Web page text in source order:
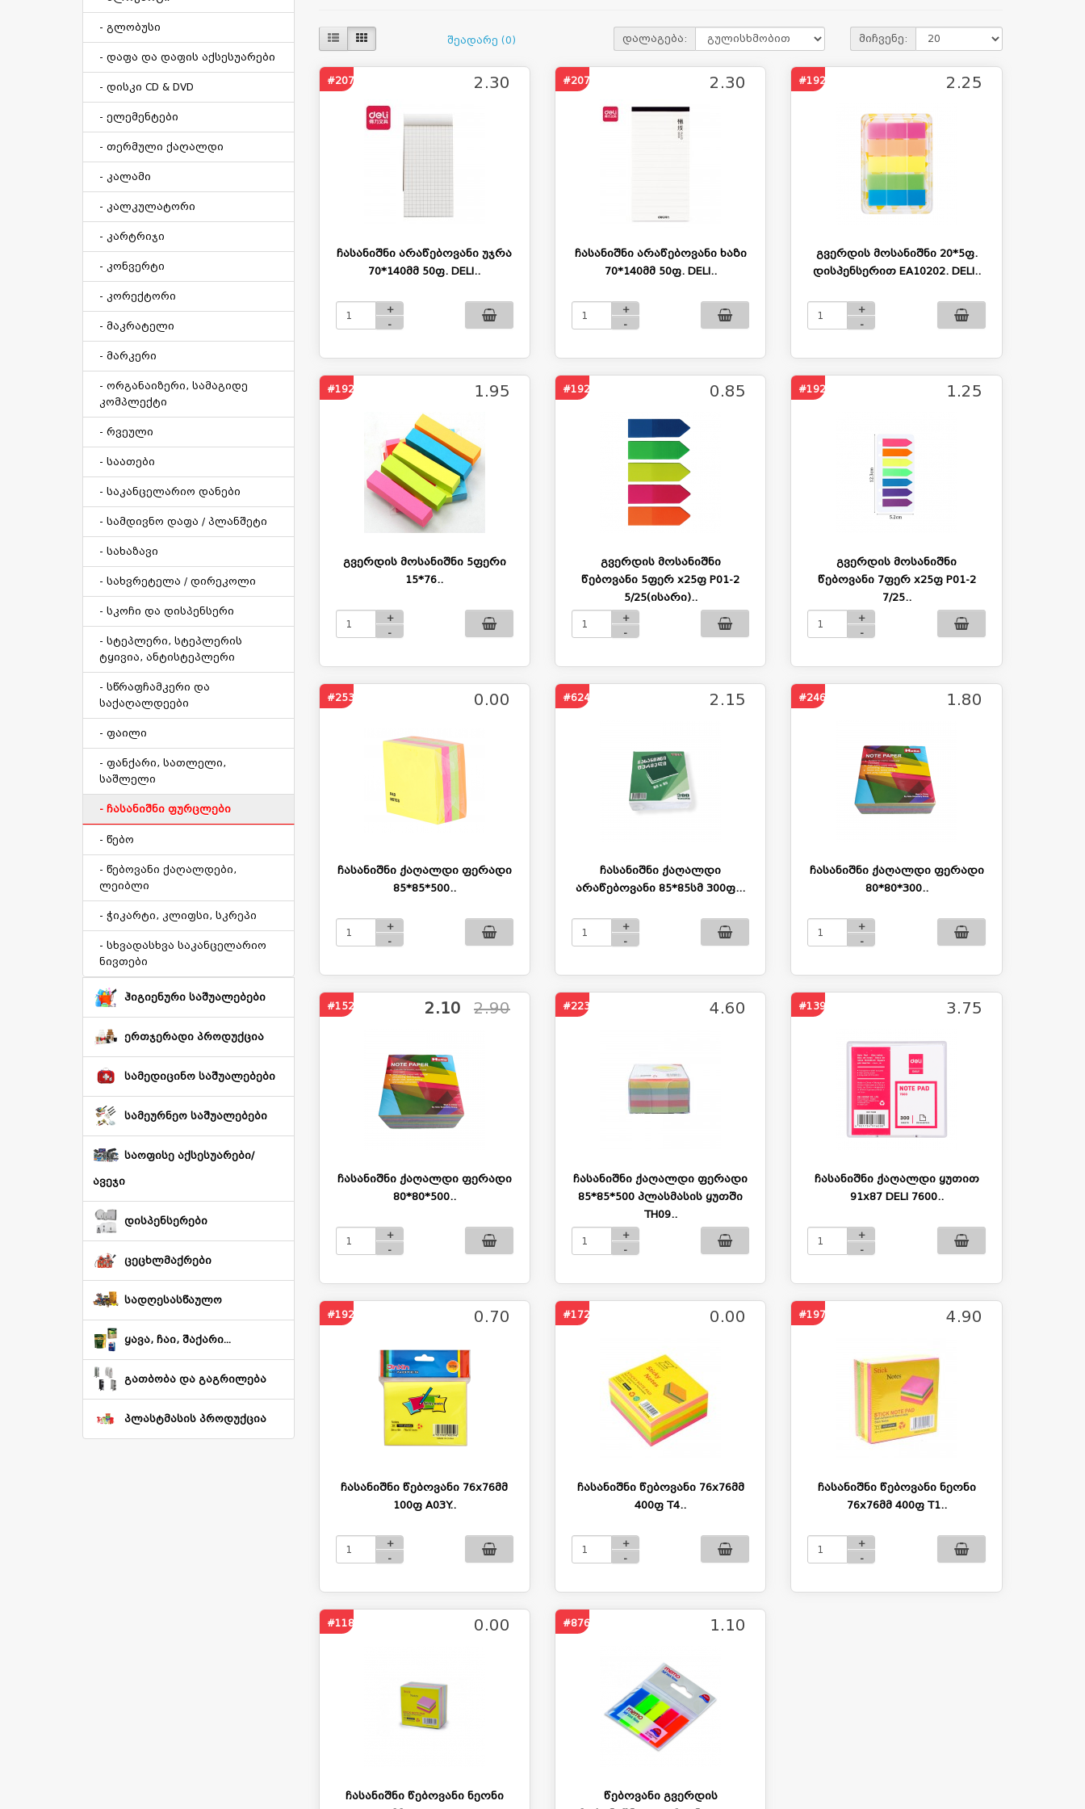
- გლობუსი
- დაფა და დაფის აქსესუარები
- დისკი CD & DVD
- ელემენტები
- თერმული ქაღალდი
- კალამი
- კალკულატორი
- კარტრიჯი
- კონვერტი
- კორექტორი
- მაკრატელი
- მარკერი
- ორგანაიზერი, სამაგიდე
კომპლექტი
- რვეული
- საათები
- საკანცელარიო დანები
- სამდივნო დაფა / პლანშეტი
- სახაზავი
- სახვრეტელა / დირეკოლი
- სკოჩი და დისპენსერი
- სტეპლერი, სტეპლერის
ტყივია, ანტისტეპლერი
- სწრაფჩამკერი და
საქაღალდეები
- ფაილი
- ფანქარი, სათლელი,
საშლელი
- ჩასანიშნი ფურცლები
- წებო
- წებოვანი ქაღალდები,
ლეიბლი
- ჭიკარტი, კლიფსი, სკრეპი
- სხვადასხვა საკანცელარიო
ნივთები
ჰიგიენური საშუალებები
ერთჯერადი პროდუქცია
სამედიცინო საშუალებები
სამეურნეო საშუალებები
საოფისე აქსესუარები/
ავეჯი
დისპენსერები
ცეცხლმაქრები
სადღესასწაულო
ყავა, ჩაი, შაქარი...
გათბობა და გაგრილება
პლასტმასის პროდუქცია
შეადარე (0) დალაგება: მიჩვენე:
#2072 2.30
ჩასანიშნი არაწებოვანი უჯრა
70*140მმ 50ფ. DELI..
+
-
#2073 2.30
ჩასანიშნი არაწებოვანი ხაზი
70*140მმ 50ფ. DELI..
+
-
#1921 2.25
გვერდის მოსანიშნი 20*5ფ.
დისპენსერით EA10202. DELI..
+
-
#1923 1.95
გვერდის მოსანიშნი 5ფერი
15*76..
+
-
#1924 0.85
გვერდის მოსანიშნი
წებოვანი 5ფერ x25ფ P01-2
5/25(ისარი)..
+
-
#1925 1.25
გვერდის მოსანიშნი
წებოვანი 7ფერ x25ფ P01-2
7/25..
+
-
#253 0.00
ჩასანიშნი ქაღალდი ფერადი
85*85*500..
+
-
#624 2.15
ჩასანიშნი ქაღალდი
არაწებოვანი 85*85სმ 300ფ...
+
-
#246 1.80
ჩასანიშნი ქაღალდი ფერადი
80*80*300..
+
-
#1528 2.10 2.90
ჩასანიშნი ქაღალდი ფერადი
80*80*500..
+
-
#2239 4.60
ჩასანიშნი ქაღალდი ფერადი
85*85*500 პლასმასის ყუთში
TH09..
+
-
#1398 3.75
ჩასანიშნი ქაღალდი ყუთით
91x87 DELI 7600..
+
-
#192 0.70
ჩასანიშნი წებოვანი 76x76მმ
100ფ A03Y..
+
-
#1723 0.00
ჩასანიშნი წებოვანი 76x76მმ
400ფ T4..
+
-
#197 4.90
ჩასანიშნი წებოვანი ნეონი
76x76მმ 400ფ T1..
+
-
#1184 0.00
ჩასანიშნი წებოვანი ნეონი
#876 1.10
წებოვანი გვერდის